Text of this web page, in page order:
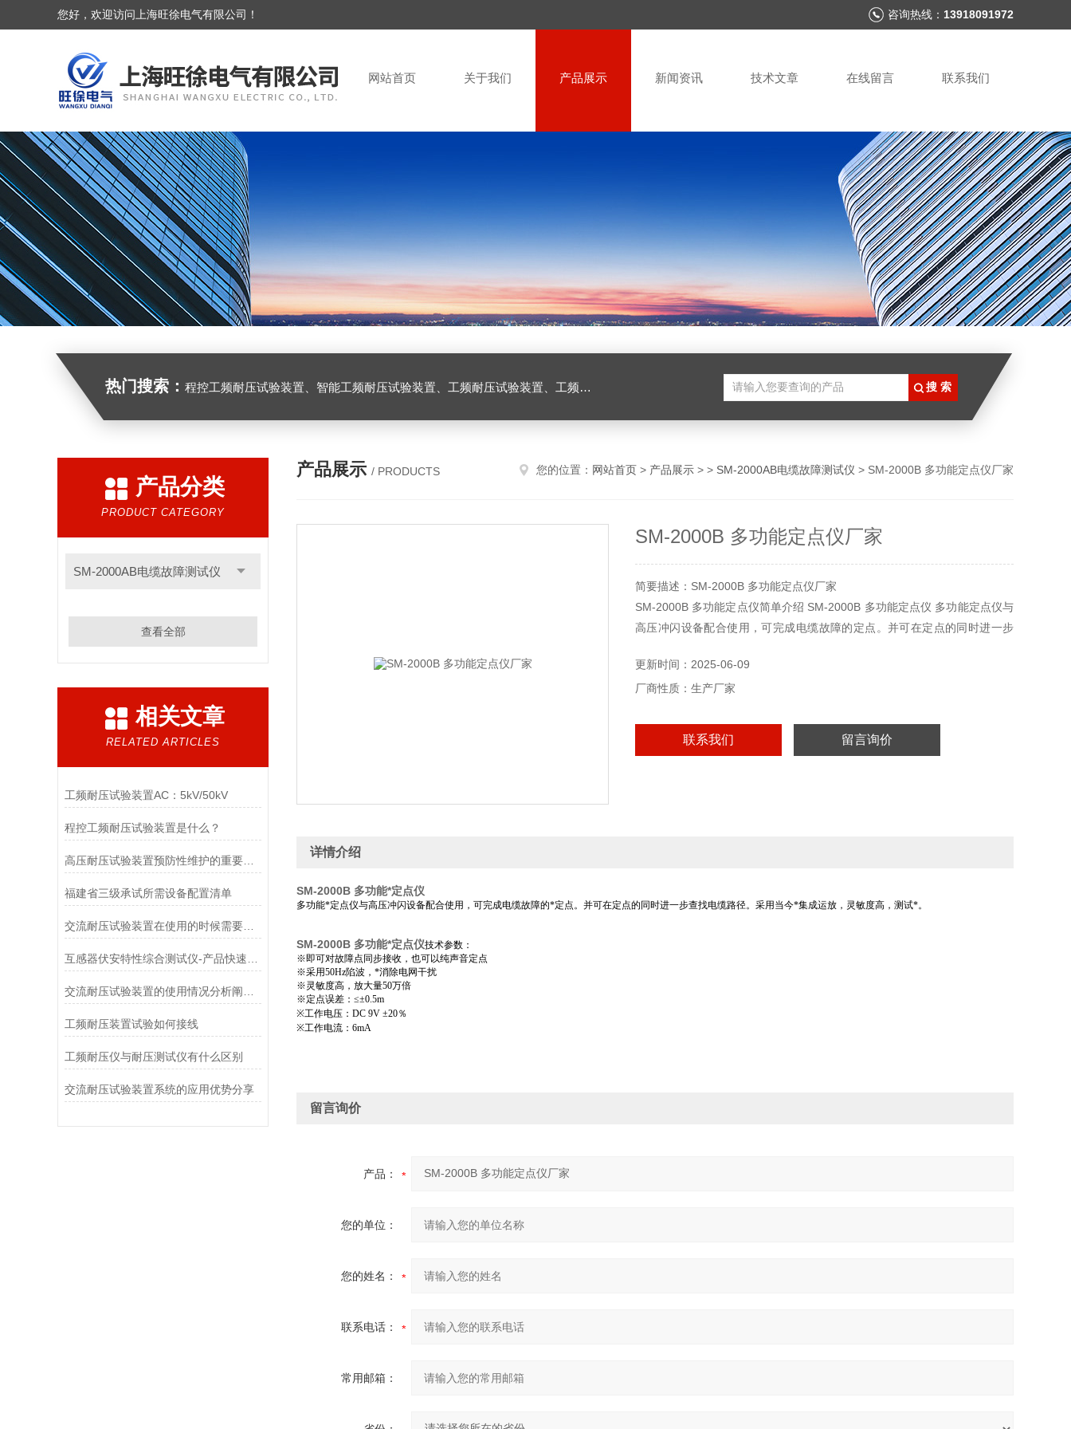
您好，欢迎访问上海旺徐电气有限公司！ 咨询热线： 13918091972
网站首页 关于我们 产品展示 新闻资讯 技术文章 在线留言 联系我们
热门搜索： 程控工频耐压试验装置、智能工频耐压试验装置、工频耐压试验装置、工频耐压试验仪、工频耐压试验台、高压耐压试验装置、交流耐压试验装置 、交直流耐压试验装置 、交直流工频耐压试验装置、耐压试验台
产品分类
PRODUCT CATEGORY
SM-2000AB电缆故障测试仪
查看全部
相关文章
RELATED ARTICLES
工频耐压试验装置AC：5kV/50kV
程控工频耐压试验装置是什么？
高压耐压试验装置预防性维护的重要性与实施
福建省三级承试所需设备配置清单
交流耐压试验装置在使用的时候需要注意哪些事项？
工频耐压装置试验如何接线
工频耐压仪与耐压测试仪有什么区别
交流耐压试验装置系统的应用优势分享
产品展示 / PRODUCTS 您的位置： 网站首页 > 产品展示 > > SM-2000AB电缆故障测试仪 > SM-2000B 多功能定点仪厂家
SM-2000B 多功能定点仪厂家
简要描述：SM-2000B 多功能定点仪厂家
SM-2000B 多功能定点仪简单介绍 SM-2000B 多功能定点仪 多功能定点仪与
高压冲闪设备配合使用，可完成电缆故障的定点。并可在定点的同时进一步
更新时间：2025-06-09
厂商性质：生产厂家
联系我们 留言询价
详情介绍
SM-2000B 多功能*定点仪
多功能*定点仪与高压冲闪设备配合使用，可完成电缆故障的*定点。并可在定点的同时进一步查找电缆路径。采用当今*集成运放，灵敏度高，测试*。
SM-2000B 多功能*定点仪技术参数：
※即可对故障点同步接收，也可以纯声音定点
※采用50Hz陷波，*消除电网干扰
※灵敏度高，放大量50万倍
※定点误差：≤±0.5m
※工作电压：DC 9V ±20％
※工作电流：6mA
留言询价
产品：
您的单位：
您的姓名：
联系电话：
常用邮箱：